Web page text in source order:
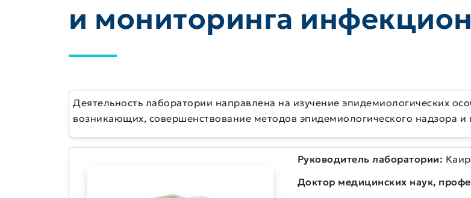
и мониторинга
Деятельность лаборатории направлена на изучение эпидемиологических
возникающих, совершенствование методов эпидемиологического надзора
Руководитель лаборатории:
Доктор медицинских наук,